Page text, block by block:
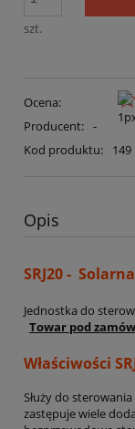
szt.
Ocena:
Producent: -
Kod produktu:
149
Opis
SRJ20 -
Jednostka do
Towar pod
Właściwości
Służy do
zastępuje wiele